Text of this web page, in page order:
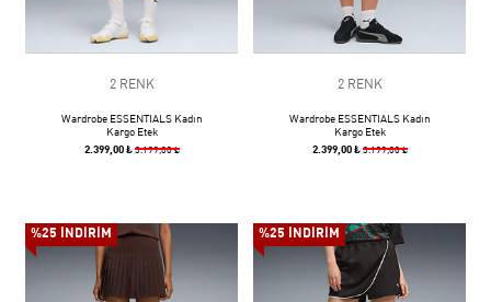
2 RENK
Wardrobe ESSENTIALS Kadın
Kargo Etek
2.399,00 ₺ 3.199,00 ₺
2 RENK
Wardrobe ESSENTIALS Kadın
Kargo Etek
2.399,00 ₺ 3.199,00 ₺
%25 İNDİRİM %25 İNDİRİM